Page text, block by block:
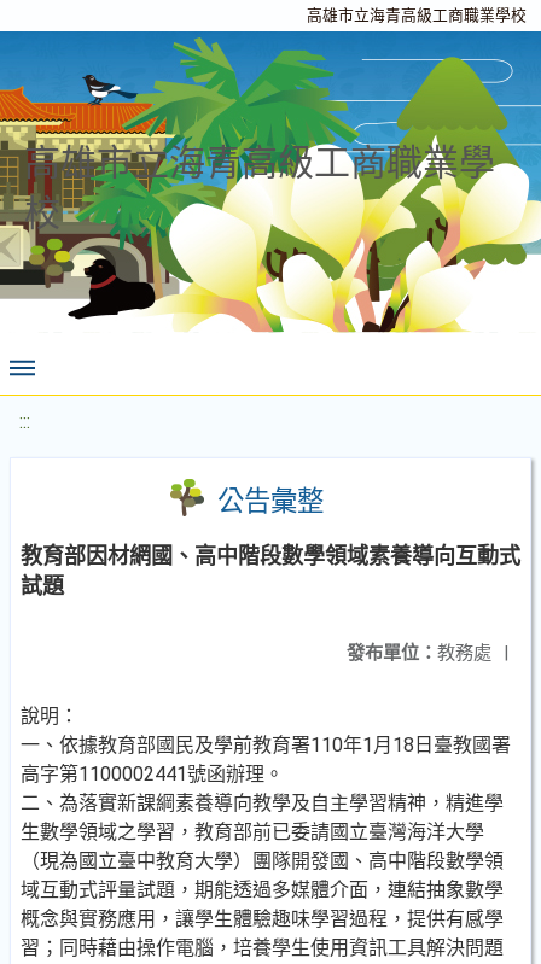
高雄市立海青高級工商職業學校
高雄市立海青高級工商職業學
校
:::
公告彙整
教育部因材網國、高中階段數學領域素養導向互動式
試題
發布單位： 教務處 |
說明：
一、依據教育部國民及學前教育署110年1月18日臺教國署
高字第1100002441號函辦理。
二、為落實新課綱素養導向教學及自主學習精神，精進學
生數學領域之學習，教育部前已委請國立臺灣海洋大學
（現為國立臺中教育大學）團隊開發國、高中階段數學領
域互動式評量試題，期能透過多媒體介面，連結抽象數學
概念與實務應用，讓學生體驗趣味學習過程，提供有感學
習；同時藉由操作電腦，培養學生使用資訊工具解決問題